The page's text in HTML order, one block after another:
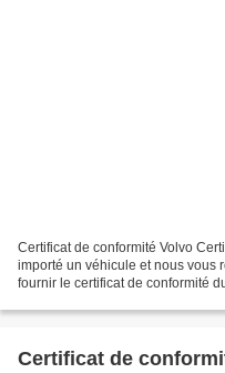
Certificat de conformité Volvo
importé un véhicule et nous vous
fournir le certificat de conformité
Certificat de